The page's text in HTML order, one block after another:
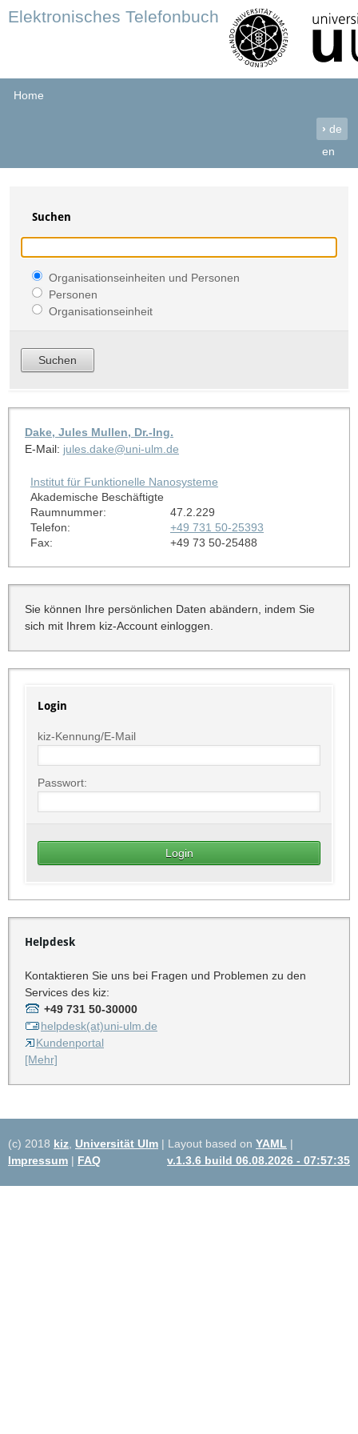
Elektronisches Telefonbuch
Home
› de
en
Suchen
Organisationseinheiten und Personen
Personen
Organisationseinheit
Dake, Jules Mullen, Dr.-Ing.
E-Mail: jules.dake@uni-ulm.de
Institut für Funktionelle Nanosysteme
Akademische Beschäftigte
Raumnummer:
47.2.229
Telefon:
+49 731 50-25393
Fax:
+49 73 50-25488
Sie können Ihre persönlichen Daten abändern, indem Sie
sich mit Ihrem kiz-Account einloggen.
Login
kiz-Kennung/E-Mail
Passwort:
Helpdesk
Kontaktieren Sie uns bei Fragen und Problemen zu den
Services des kiz:
+49 731 50-30000
helpdesk(at)uni-ulm.de
Kundenportal
[Mehr]
(c) 2018 kiz Universität Ulm | Layout based on YAML |
Impressum | FAQ v.1.3.6 build 06.08.2026 - 07:57:35